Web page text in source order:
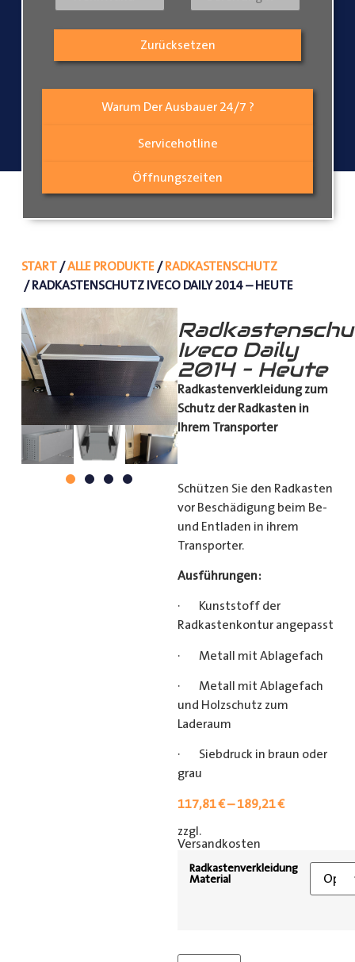
Warum Der Ausbauer 24/7 ?
Servicehotline
Öffnungszeiten
Zurücksetzen
START/ALLE PRODUKTE/RADKASTENSCHUTZ
/ RADKASTENSCHUTZ IVECO DAILY 2014 – HEUTE
Iveco Daily
2014 – Heute
Radkastenverkleidung zum
Schutz der Radkasten in
Ihrem Transporter
Schützen Sie den Radkasten
vor Beschädigung beim Be-
und Entladen in ihrem
Transporter.
Ausführungen:
· Kunststoff der
Radkastenkontur angepasst
· Metall mit Ablagefach
· Metall mit Ablagefach
und Holzschutz zum
Laderaum
· Siebdruck in braun oder
grau
117,81€–189,21€
zzgl.
Versandkosten
Radkastenverkleidung
Material